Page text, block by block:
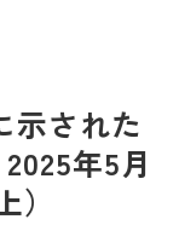
示された
年5月